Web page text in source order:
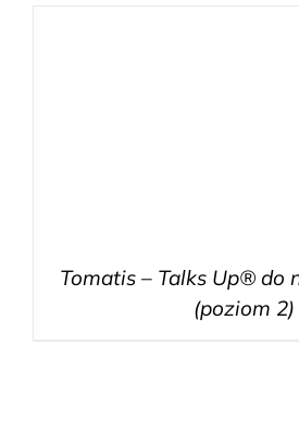
Tomatis – Talks Up® do
(poziom 2)